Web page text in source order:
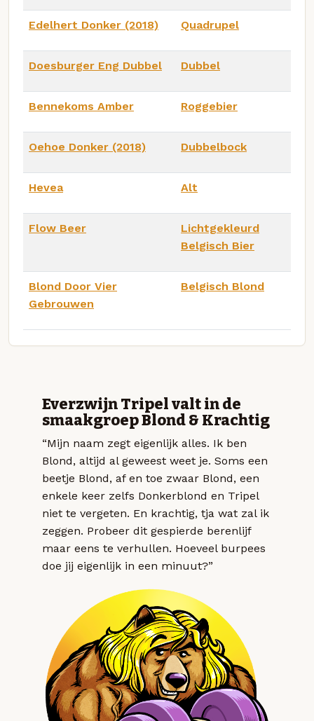
Edelhert Donker (2018) Quadrupel
Doesburger Eng Dubbel Dubbel
Bennekoms Amber Roggebier
Oehoe Donker (2018) Dubbelbock
Hevea Alt
Flow Beer
Lichtgekleurd
Belgisch Bier
Blond Door Vier
Gebrouwen
Belgisch Blond
Everzwijn Tripel valt in de
smaakgroep Blond & Krachtig
“Mijn naam zegt eigenlijk alles. Ik ben
Blond, altijd al geweest weet je. Soms een
beetje Blond, af en toe zwaar Blond, een
enkele keer zelfs Donkerblond en Tripel
niet te vergeten. En krachtig, tja wat zal ik
zeggen. Probeer dit gespierde berenlijf
maar eens te verhullen. Hoeveel burpees
doe jij eigenlijk in een minuut?”